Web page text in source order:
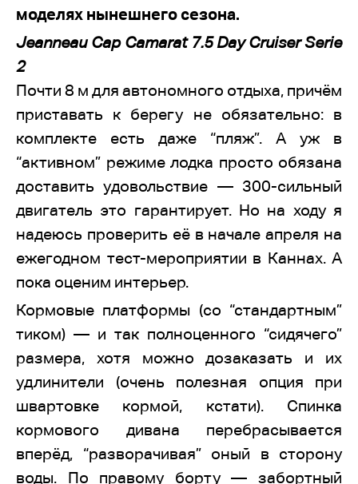
моделях нынешнего сезона.
Jeanneau Cap Camarat 7.5 Day Cruiser Serie
2
Почти 8 м для автономного отдыха, причём
приставать к берегу не обязательно: в
комплекте есть даже “пляж”. А уж в
“активном” режиме лодка просто обязана
доставить удовольствие — 300-сильный
двигатель это гарантирует. Но на ходу я
надеюсь проверить её в начале апреля на
ежегодном тест-мероприятии в Каннах. А
пока оценим интерьер.
Кормовые платформы (со “стандартным”
тиком) — и так полноценного “сидячего”
размера, хотя можно дозаказать и их
удлинители (очень полезная опция при
швартовке кормой, кстати). Спинка
кормового дивана перебрасывается
вперёд, “разворачивая” оный в сторону
воды. По правому борту — забортный